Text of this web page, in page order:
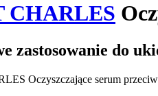
CHARLES
zastosowanie do
Oczyszczające serum